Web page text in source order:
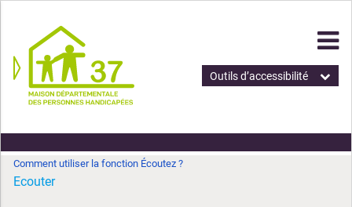
Outils d’accessibilité
Comment utiliser la fonction Écoutez ?
Ecouter